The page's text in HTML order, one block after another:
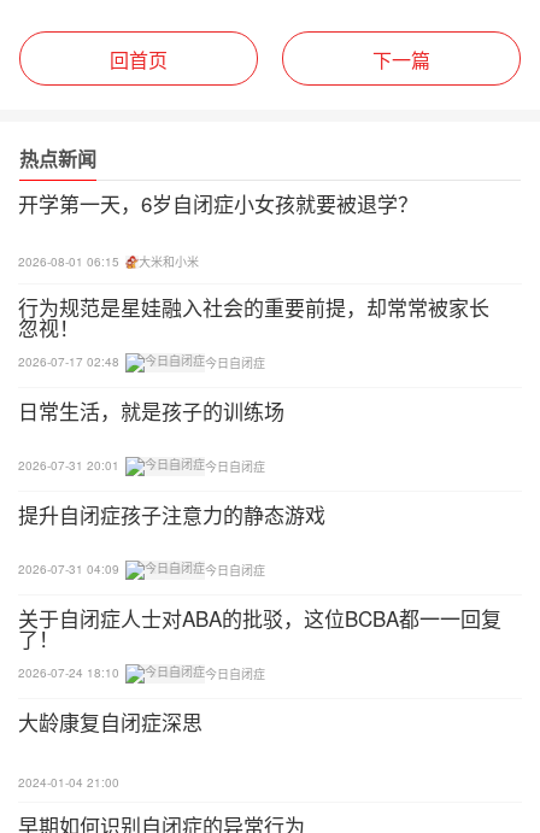
小逸所在机构负责人卢老师回忆，小逸2018年刚来
稳定，认知理解也很糟糕，更不会主动与他人交往。
卢老师表示，干预多年，他从没见过孩子妈妈。两位
老人无法居家配合干预，训练起来难度很大。
老两口不懂干预，只有让孙子好起来的决心，孩子学
不会，他们就重复教，十遍百遍教不会，就教一千
遍。
他们想教会孙子生活自理，想把孙女抚养得有爱心，
有责任心。
值得安慰是，现在的小逸终于会叫爷爷奶奶了，日常
的认知也懂了一些，在机构能乖乖配合老师，行为和
情绪有了好转，也能自己穿衣服，妹妹也顺利上了小
可老两口时间、精力似乎都不够了，老叶今年76岁，
高血压高血糖还有白内障，老叶老伴去年动了3次手
术，腰椎颈椎都有问题，还中了风，半边身子麻痹。
回首页 下一篇
热点新闻
开学第一天，6岁自闭症小女孩就要被退学？
2026-08-01 06:15 大米和小米
行为规范是星娃融入社会的重要前提，却常常被家长
忽视！
2026-07-17 02:48 今日自闭症
日常生活，就是孩子的训练场
2026-07-31 20:01 今日自闭症
提升自闭症孩子注意力的静态游戏
2026-07-31 04:09 今日自闭症
关于自闭症人士对ABA的批驳，这位BCBA都一一回复
了！
2026-07-24 18:10 今日自闭症
大龄康复自闭症深思
2024-01-04 21:00
早期如何识别自闭症的异常行为